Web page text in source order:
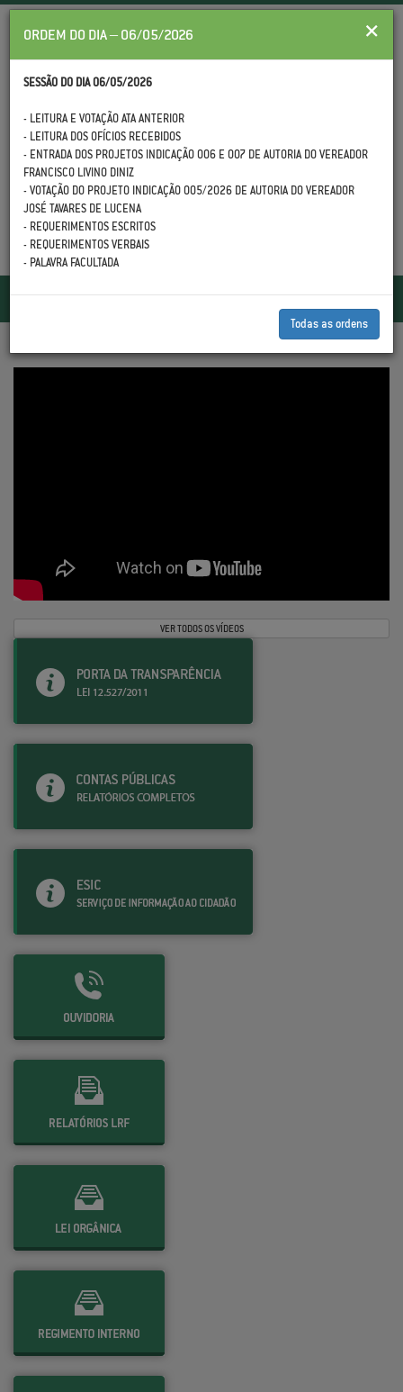
Toggle
VER TODOS OS VÍDEOS
×
ORDEM DO DIA – 06/05/2026
SESSÃO DO DIA 06/05/2026
- LEITURA E VOTAÇÃO ATA ANTERIOR
- LEITURA DOS OFÍCIOS RECEBIDOS
- ENTRADA DOS PROJETOS INDICAÇÃO 006 E 007 DE AUTORIA DO VEREADOR
FRANCISCO LIVINO DINIZ
- VOTAÇÃO DO PROJETO INDICAÇÃO 005/2026 DE AUTORIA DO VEREADOR
JOSÉ TAVARES DE LUCENA
- REQUERIMENTOS ESCRITOS
- REQUERIMENTOS VERBAIS
- PALAVRA FACULTADA
Todas as ordens